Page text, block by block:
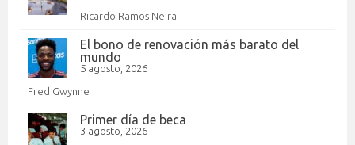
Ricardo Ramos Neira
El bono de renovación más barato del
mundo
5 agosto, 2026
Fred Gwynne
Primer día de beca
3 agosto, 2026